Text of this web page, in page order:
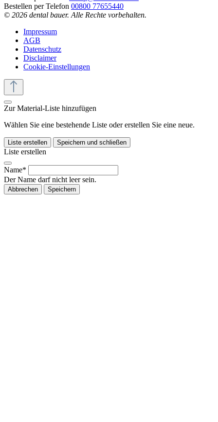
Bestellen per Telefon 00800 77655440
© 2026 dental bauer. Alle Rechte vorbehalten.
Impressum
AGB
Datenschutz
Disclaimer
Cookie-Einstellungen
Zur Material-Liste hinzufügen
Wählen Sie eine bestehende Liste oder erstellen Sie eine neue.
Liste erstellen Speichern und schließen
Liste erstellen
Name*
Der Name darf nicht leer sein.
Abbrechen Speichern